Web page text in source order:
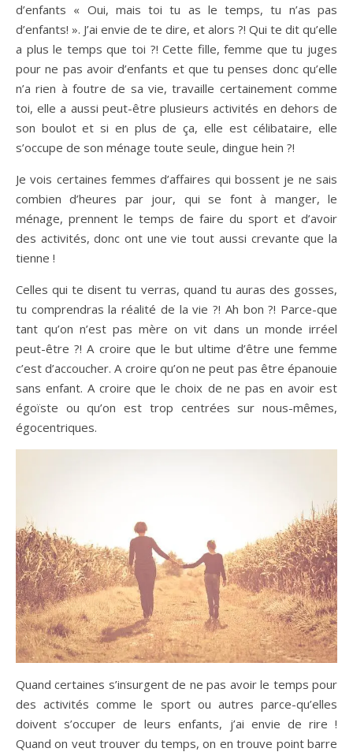
d’enfants « Oui, mais toi tu as le temps, tu n’as pas
d’enfants! ». J’ai envie de te dire, et alors ?! Qui te dit qu’elle
a plus le temps que toi ?! Cette fille, femme que tu juges
pour ne pas avoir d’enfants et que tu penses donc qu’elle
n’a rien à foutre de sa vie, travaille certainement comme
toi, elle a aussi peut-être plusieurs activités en dehors de
son boulot et si en plus de ça, elle est célibataire, elle
s’occupe de son ménage toute seule, dingue hein ?!
Je vois certaines femmes d’affaires qui bossent je ne sais
combien d’heures par jour, qui se font à manger, le
ménage, prennent le temps de faire du sport et d’avoir
des activités, donc ont une vie tout aussi crevante que la
tienne !
Celles qui te disent tu verras, quand tu auras des gosses,
tu comprendras la réalité de la vie ?! Ah bon ?! Parce-que
tant qu’on n’est pas mère on vit dans un monde irréel
peut-être ?! A croire que le but ultime d’être une femme
c’est d’accoucher. A croire qu’on ne peut pas être épanouie
sans enfant. A croire que le choix de ne pas en avoir est
égoïste ou qu’on est trop centrées sur nous-mêmes,
égocentriques.
Quand certaines s’insurgent de ne pas avoir le temps pour
des activités comme le sport ou autres parce-qu’elles
doivent s’occuper de leurs enfants, j’ai envie de rire !
Quand on veut trouver du temps, on en trouve point barre